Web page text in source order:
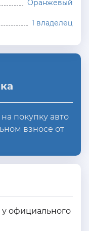
Оранжевый
1 владелец
покупку авто
взносе от
официального